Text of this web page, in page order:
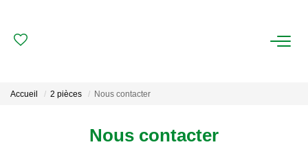
Accueil 2 pièces Nous contacter
Nous contacter